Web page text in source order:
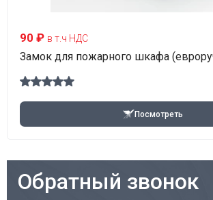
90 ₽ в т.ч НДС
Замок для пожарного шкафа
Посмотреть
Обратный звонок